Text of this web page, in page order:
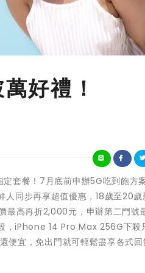
好禮！
套餐！7月底前申辦5G吃到飽方
同步再享超值優惠，18歲至20歲
最高再折2,000元，申辦第二門號
，iPhone 14 Pro Max 256G下殺
宜，免出門就可輕鬆盡享各式回